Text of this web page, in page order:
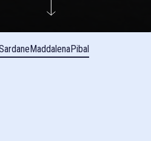
MaddalenaPibal